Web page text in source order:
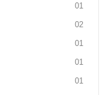
01
02
01
01
01